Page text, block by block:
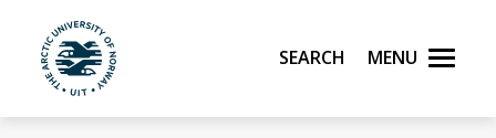
Skip to main content
UiT The Arctic University of Norway
Search Menu